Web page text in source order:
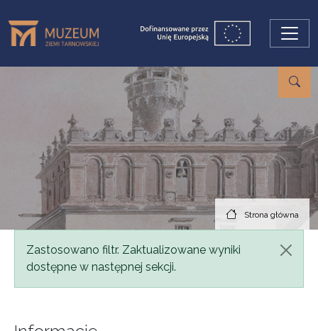
Strona główna
Komunikat
Zastosowano filtr. Zaktualizowane wyniki
dostępne w następnej sekcji.